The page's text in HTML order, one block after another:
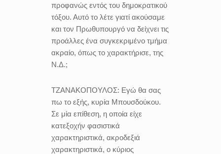
προφανώς εντός του δημοκρατικού
τόξου. Αυτό το λέτε γιατί ακούσαμε
και τον Πρωθυπουργό να δείχνει τις
προάλλες ένα συγκεκριμένο τμήμα
ακραίο, όπως το χαρακτήρισε, της
Ν.Δ.;
ΤΖΑΝΑΚΟΠΟΥΛΟΣ: Εγώ θα σας
πω το εξής, κυρία Μπουσδούκου.
Σε μία επίθεση, η οποία είχε
κατεξοχήν φασιστικά
χαρακτηριστικά, ακροδεξιά
χαρακτηριστικά, ο κύριος